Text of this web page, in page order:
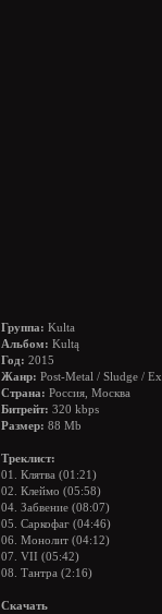
Группа: Kulta
Альбом: Kultą
Год: 2015
Жанр: Post-Metal / Sludge /
Страна: Россия, Москва
Битрейт: 320 kbps
Размер: 88 Mb
Треклист:
01. Клятва (01:21)
02. Клеймо (05:58)
04. Забвение (08:07)
05. Саркофаг (04:46)
06. Монолит (04:12)
07. VII (05:42)
08. Тантра (2:16)
Скачать